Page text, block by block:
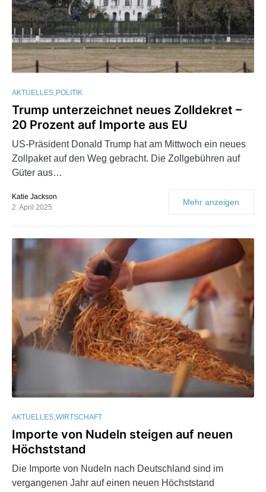
AKTUELLES POLITIK
Trump unterzeichnet neues Zolldekret –
20 Prozent auf Importe aus EU
US-Präsident Donald Trump hat am Mittwoch ein neues
Zollpaket auf den Weg gebracht. Die Zollgebühren auf
Güter aus…
Katie Jackson
2. April 2025
Mehr anzeigen
AKTUELLES WIRTSCHAFT
Importe von Nudeln steigen auf neuen
Höchststand
Die Importe von Nudeln nach Deutschland sind im
vergangenen Jahr auf einen neuen Höchststand